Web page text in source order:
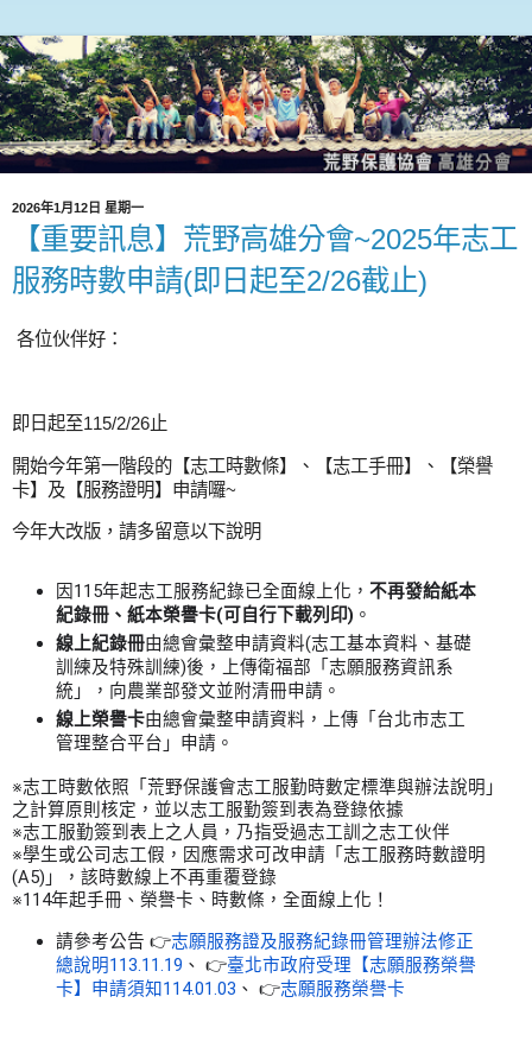
2026年1月12日 星期一
【重要訊息】荒野高雄分會~2025年志工
服務時數申請(即日起至2/26截止)
各位伙伴好：
即日起至115/2/26止
開始今年第一階段的【志工時數條】、【志工手冊】、【榮譽
卡】及【服務證明】申請囉~
今年大改版，請多留意以下說明
因115年起志工服務紀錄已全面線上化 ， 不再發給紙本
紀錄冊、紙本榮譽卡(可自行下載列印) 。
線上紀錄冊由總會彙整申請資料(志工基本資料、基礎
訓練及特殊訓練)後，上傳衛福部「志願服務資訊系
統」，向農業部發文並附清冊申請。
線上榮譽卡由總會彙整申請資料，上傳「台北市志工
管理整合平台」申請。
※志工時數依照「荒野保護會志工服勤時數定標準與辦法說明」
之計算原則核定，並以志工服勤簽到表為登錄依據
※志工服勤簽到表上之人員，乃指受過志工訓之志工伙伴
※學生或公司志工假，因應需求可改申請「志工服務時數證明
(A5)」，該時數線上不再重覆登錄
※114年起手冊、榮譽卡、時數條，全面線上化！
請參考公告 👉志願服務證及服務紀錄冊管理辦法修正
總說明113.11.19 、 👉臺北市政府受理【志願服務榮譽
卡】申請須知114.01.03 、 👉志願服務榮譽卡